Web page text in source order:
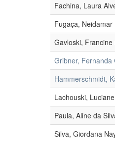
Fachina, Laura
Fugaça,
Gavloski, Francine
Gribner, Fernanda
Hammerschmidt,
Lachouski,
Paula, Aline da
Silva, Giordana